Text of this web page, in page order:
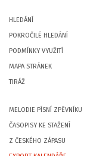
HLEDÁNÍ
POKROČILÉ HLEDÁNÍ
PODMÍNKY VYUŽITÍ
MAPA STRÁNEK
TIRÁŽ
MELODIE PÍSNÍ ZPĚVNÍKU
ČASOPISY KE STAŽENÍ
Z ČESKÉHO ZÁPASU